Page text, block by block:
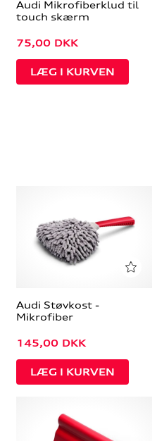
Audi Mikrofiberklud til
touch skærm
75,00 DKK
Audi Støvkost -
Mikrofiber
145,00 DKK